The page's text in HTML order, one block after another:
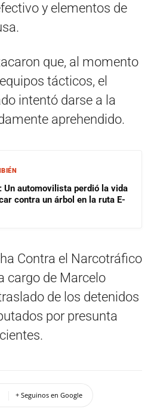
y elementos de
que, al momento
tácticos, el
intentó darse a la
aprehendido.
Un automovilista perdió la vida
contra un árbol en la ruta E-
Contra el Narcotráfico
cargo de Marcelo
de los detenidos
por presunta
+ Seguinos en Google